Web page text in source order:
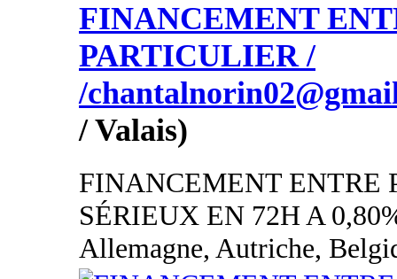
FINANCEMENT
PARTICULIER /
/
/ Valais)
FINANCEMENT ENTRE
SÉRIEUX EN 72H A
Allemagne, Autriche,